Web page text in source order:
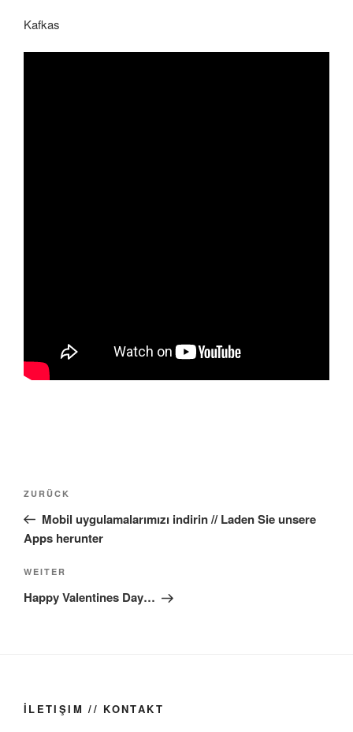
Kafkas
Beitragsnavigation
Vorheriger
Beitrag
ZURÜCK
Mobil uygulamalarımızı indirin // Laden Sie unsere
Apps herunter
Nächster
Beitrag
WEITER
Happy Valentines Day…
İLETIŞIM // KONTAKT